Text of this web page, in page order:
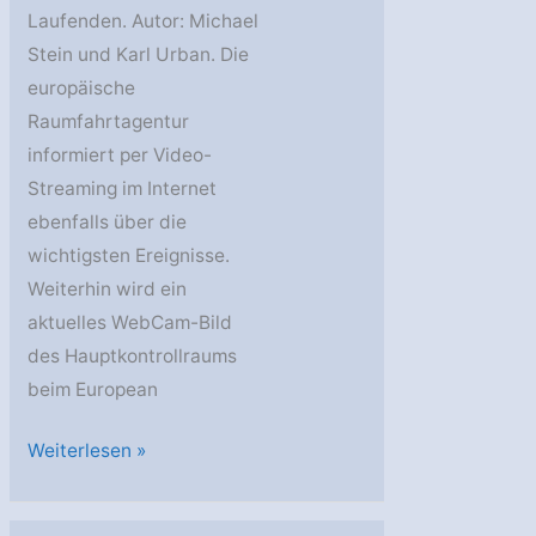
Laufenden. Autor: Michael
Stein und Karl Urban. Die
europäische
Raumfahrtagentur
informiert per Video-
Streaming im Internet
ebenfalls über die
wichtigsten Ereignisse.
Weiterhin wird ein
aktuelles WebCam-Bild
des Hauptkontrollraums
beim European
Mars
Weiterlesen »